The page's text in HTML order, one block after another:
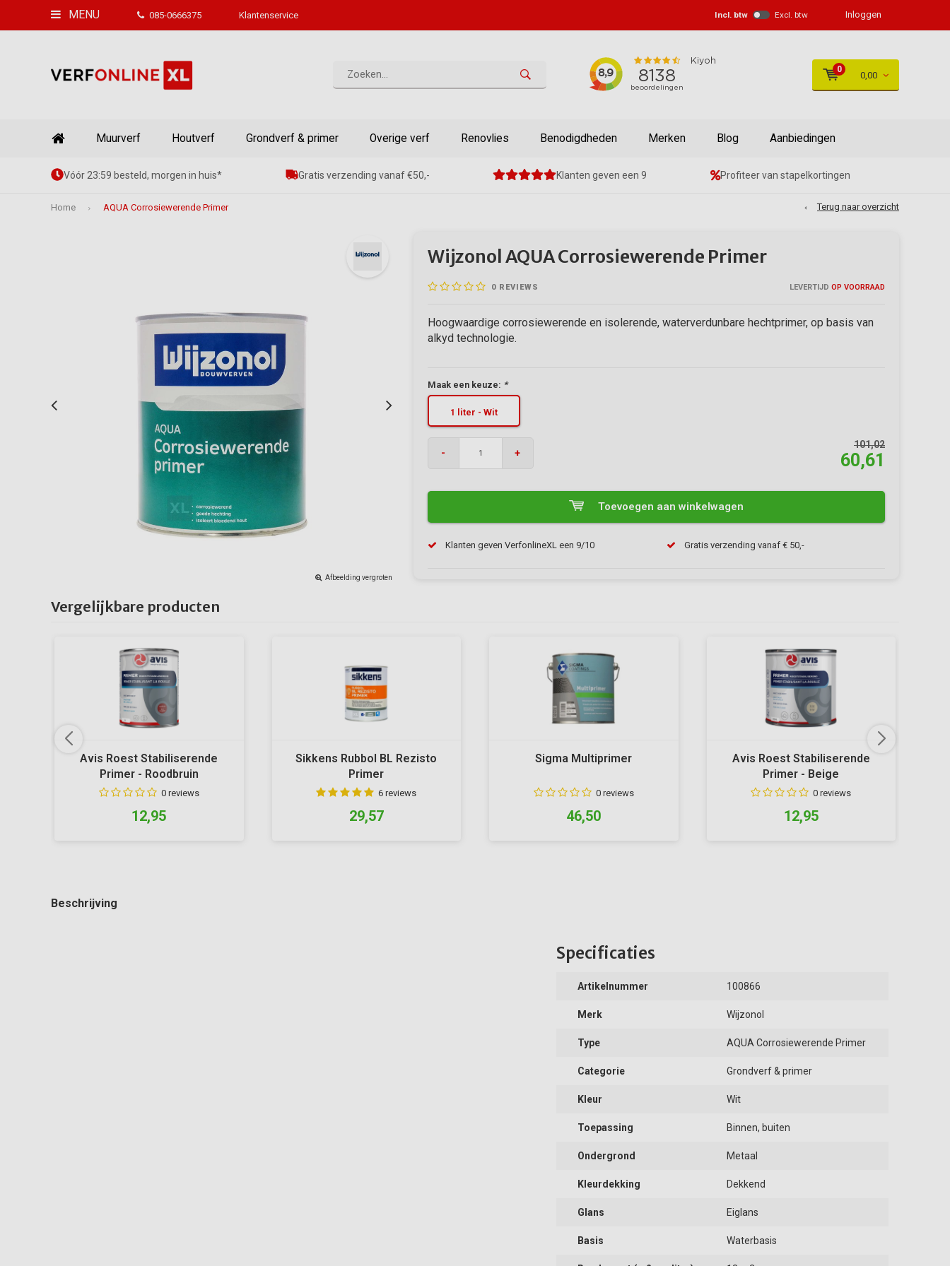
MENU 085-0666375 Klantenservice Incl. btw Excl. btw Inloggen
0
0,00
Muurverf Houtverf Grondverf & primer Overige verf Renovlies Benodigdheden Merken Blog Aanbiedingen
Vóór 23:59 besteld, morgen in huis* Gratis verzending vanaf €50,- Klanten geven een 9 Profiteer van stapelkortingen
Home AQUA Corrosiewerende Primer Terug naar overzicht
Afbeelding vergroten
Wijzonol AQUA Corrosiewerende Primer
0REVIEWS LEVERTIJD OP VOORRAAD
Hoogwaardige corrosiewerende en isolerende, waterverdunbare hechtprimer, op basis van
alkyd technologie.
Maak een keuze: *
1 liter - Wit
- +
101,02
60,61
Toevoegen aan winkelwagen
Klanten geven VerfonlineXL een 9/10 Gratis verzending vanaf € 50,-
Vergelijkbare producten
Avis Roest Stabiliserende
Primer - Roodbruin
0 reviews
12,95
Sikkens Rubbol BL Rezisto
Primer
6 reviews
29,57
Sigma Multiprimer
0 reviews
46,50
Avis Roest Stabiliserende
Primer - Beige
0 reviews
12,95
Beschrijving
Specificaties
Artikelnummer 100866
Merk Wijzonol
Type AQUA Corrosiewerende Primer
Categorie Grondverf & primer
Kleur Wit
Toepassing Binnen, buiten
Ondergrond Metaal
Kleurdekking Dekkend
Glans Eiglans
Basis Waterbasis